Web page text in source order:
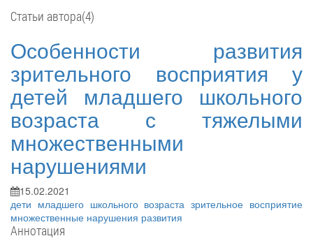
Статьи автора(4)
Особенности развития
зрительного восприятия у
детей младшего школьного
возраста с тяжелыми
множественными
нарушениями
15.02.2021
дети младшего школьного возрастазрительное восприятие
множественные нарушения развития
Аннотация